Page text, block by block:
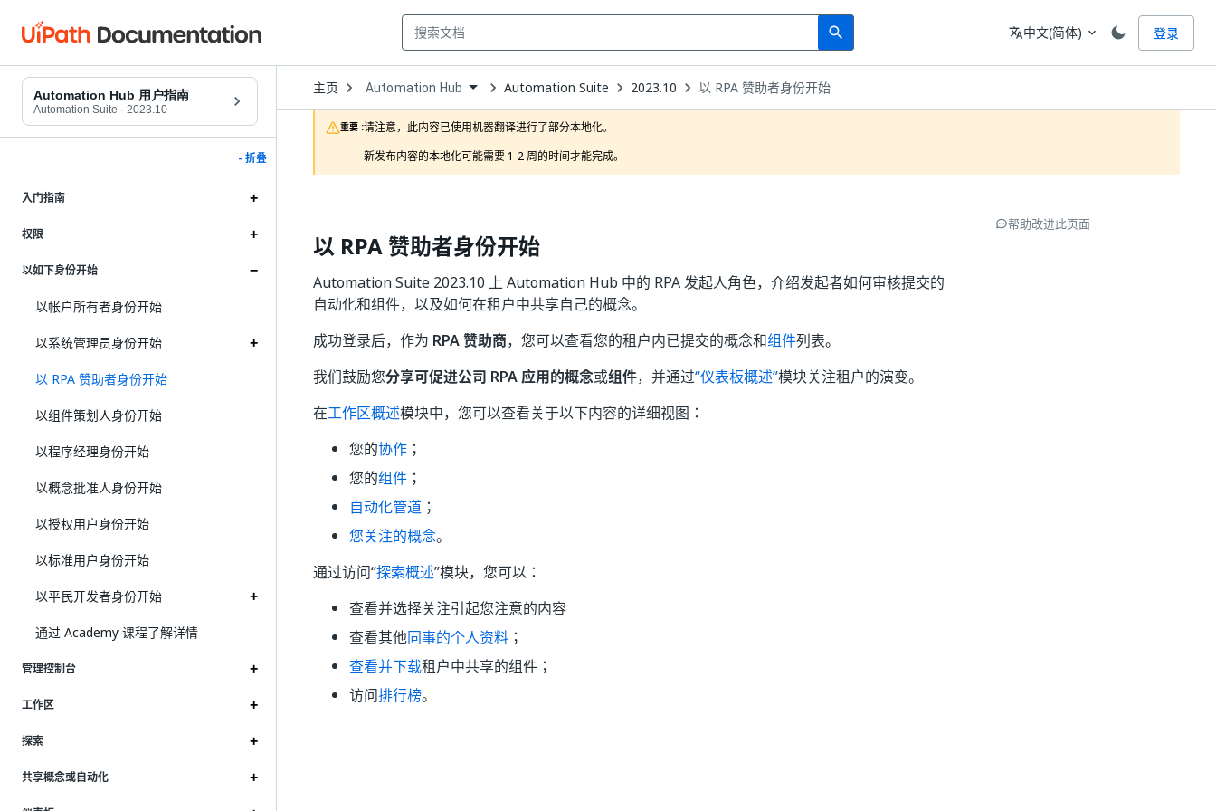
search
Search 语言
translate中文(简体) expand_more 登录
Automation Hub 用户指南
Automation Suite · 2023.10
- 折叠
入门指南
权限
以如下身份开始
以帐户所有者身份开始
以系统管理员身份开始
以 RPA 赞助者身份开始
以组件策划人身份开始
以程序经理身份开始
以概念批准人身份开始
以授权用户身份开始
以标准用户身份开始
以平民开发者身份开始
通过 Academy 课程了解详情
管理控制台
工作区
探索
共享概念或自动化
主页 Open
Dropdown
to
choose
product
Automation Hub Automation Suite 2023.10 以 RPA 赞助者身份开始
重要 :请注意，此内容已使用机器翻译进行了部分本地化。
新发布内容的本地化可能需要 1-2 周的时间才能完成。
以 RPA 赞助者身份开始
Automation Suite 2023.10 上 Automation Hub 中的 RPA 发起人角色，介绍发起者如何审核提交的
自动化和组件，以及如何在租户中共享自己的概念。
成功登录后，作为 RPA 赞助商，您可以查看您的租户内已提交的概念和组件列表。
我们鼓励您分享可促进公司 RPA 应用的概念或组件，并通过“仪表板概述”模块关注租户的演变。
在工作区概述模块中，您可以查看关于以下内容的详细视图：
您的协作 ；
您的组件 ；
自动化管道 ；
您关注的概念。
通过访问“探索概述”模块，您可以：
查看并选择关注引起您注意的内容
查看其他同事的个人资料 ；
查看并下载租户中共享的组件；
访问排行榜。
帮助改进此页面